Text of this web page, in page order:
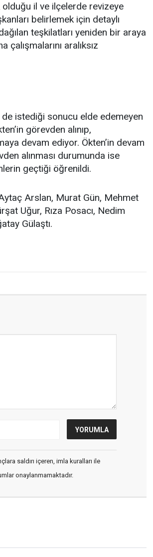
olduğu il ve ilçelerde revizeye
belirlemek için detaylı
teşkilatları yeniden bir araya
aralıksız
de istediği sonucu elde edemeyen
görevden alınıp,
devam ediyor. Ökten’in devam
alınması durumunda ise
geçtiği öğrenildi.
Arslan, Murat Gün, Mehmet
Uğur, Rıza Posacı, Nedim
Gülaştı.
saldırı içeren, imla kuralları ile
onaylanmamaktadır.